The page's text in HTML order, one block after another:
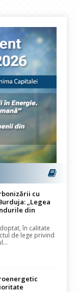
cu
„Legea
din
în calitate
de lege privind